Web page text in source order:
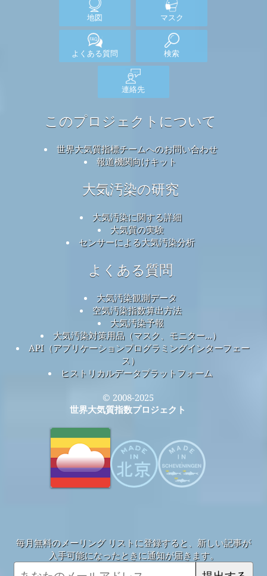
地図 マスク
よくある質問 検索
連絡先
このプロジェクトについて
世界大気質指標チームへのお問い合わせ
報道機関向けキット
大気汚染の研究
大気汚染に関する詳細
大気質の実験
センサーによる大気汚染分析
よくある質問
大気汚染観測データ
空気汚染指数算出方法
大気汚染予報
大気汚染対策用品（マスク、モニター...）
API（アプリケーションプログラミングインターフェー
ス）
ヒストリカルデータプラットフォーム
© 2008-2025
世界大気質指数プロジェクト
毎月無料のメーリング リストに登録すると、新しい記事が
入手可能になったときに通知が届きます。